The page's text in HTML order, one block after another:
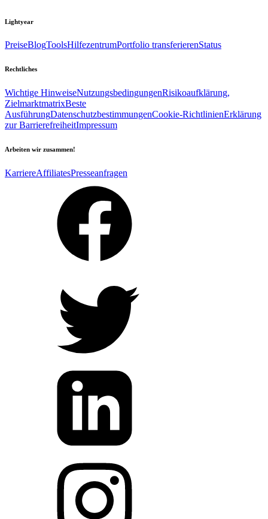
Lightyear
PreiseBlogToolsHilfezentrumPortfolio transferierenStatus
Rechtliches
Wichtige HinweiseNutzungsbedingungenRisikoaufklärung,
ZielmarktmatrixBeste
AusführungDatenschutzbestimmungenCookie-RichtlinienErklärung
zur BarrierefreiheitImpressum
Arbeiten wir zusammen!
KarriereAffiliatesPresseanfragen